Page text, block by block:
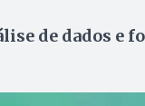
de dados e